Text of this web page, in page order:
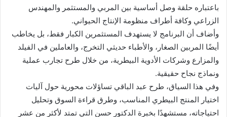
باعتباره حلقة وصل أساسية بين المربي والمستثمر والمهندس
الزراعي وكافة أطراف منظومة الإنتاج الحيواني.
وأضاف أن البرنامج لا يستهدف المستثمرين الكبار فقط، بل يخاطب
أيضًا المربين الصغار، والأطباء حديثي التخرج، والعاملين في الفيلد
والمزارع وشركات الأدوية البيطرية، من خلال طرح تجارب عملية
ونماذج نجاح حقيقية.
وفي هذا السياق، طرح عبد الباقي تساؤلات محورية حول آليات
اختيار المنتج البيطري المناسب، وطرق قراءة السوق وتحليل
احتياجاته، مستشهدًا بخبرة الدكتور حسن التي تمتد لأكثر من عشر